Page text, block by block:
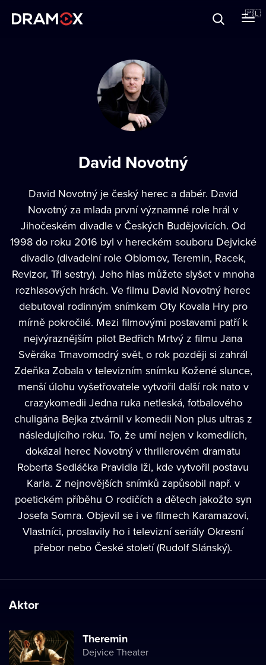
🇵🇱
David Novotný
David Novotný je český herec a dabér. David
Novotný za mlada první významné role hrál v
Jihočeském divadle v Českých Budějovicích. Od
1998 do roku 2016 byl v hereckém souboru Dejvické
divadlo (divadelní role Oblomov, Teremin, Racek,
Revizor, Tři sestry). Jeho hlas můžete slyšet v mnoha
rozhlasových hrách. Ve filmu David Novotný herec
debutoval rodinným snímkem Oty Kovala Hry pro
mírně pokročilé. Mezi filmovými postavami patří k
nejvýraznějším pilot Bedřich Mrtvý z filmu Jana
Svěráka Tmavomodrý svět, o rok později si zahrál
Zdeňka Zobala v televizním snímku Kožené slunce,
menší úlohu vyšetřovatele vytvořil další rok nato v
crazykomedii Jedna ruka netleská, fotbalového
chuligána Bejka ztvárnil v komedii Non plus ultras z
následujícího roku. To, že umí nejen v komediích,
dokázal herec Novotný v thrillerovém dramatu
Roberta Sedláčka Pravidla lži, kde vytvořil postavu
Karla. Z nejnovějších snímků zapůsobil např. v
poetickém příběhu O rodičích a dětech jakožto syn
Josefa Somra. Objevil se i ve filmech Karamazovi,
Vlastníci, proslavily ho i televizní seriály Okresní
přebor nebo České století (Rudolf Slánský).
Aktor
Theremin
Dejvice Theater